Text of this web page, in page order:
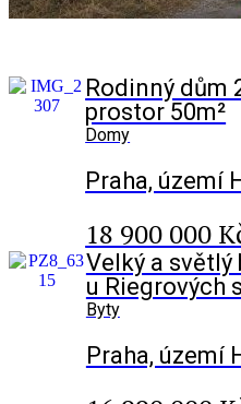
Rodinný dům
prostor 50m²
Domy
Praha, území
18 900 000
Velký a světlý
u Riegrových
Byty
Praha, území